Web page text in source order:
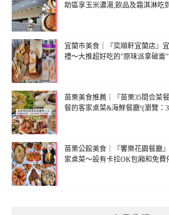
助區享玉米濃湯,飲品及霜淇淋吃
宜蘭市美食｜『奕順軒宜蘭店』
禮～大推超好吃的”原味派拿破崙
苗栗美食推薦｜『苗栗35間合菜
餐的客家桌菜&海鮮餐廳!(瀏覽：
苗栗公館美食｜『饗樂花園餐廳
家桌菜～設有卡拉OK包廂和免費